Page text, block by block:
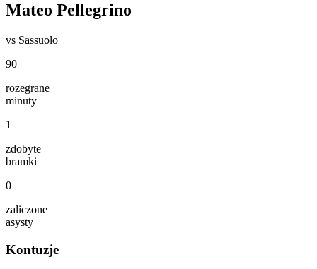
Mateo Pellegrino
vs Sassuolo
90
rozegrane
minuty
1
zdobyte
bramki
0
zaliczone
asysty
Kontuzje